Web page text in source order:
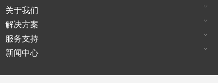
关于我们
解决方案
服务支持
新闻中心